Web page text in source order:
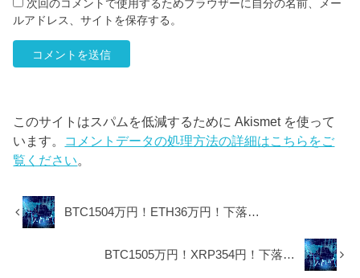
次回のコメントで使用するためブラウザーに自分の名前、メー
ルアドレス、サイトを保存する。
このサイトはスパムを低減するために Akismet を使って
います。 コメントデータの処理方法の詳細はこちらをご
覧ください。
BTC1504万円！ETH36万円！下落…
BTC1505万円！XRP354円！下落…